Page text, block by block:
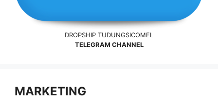
DROPSHIP TUDUNGSICOMEL
TELEGRAM CHANNEL
MARKETING